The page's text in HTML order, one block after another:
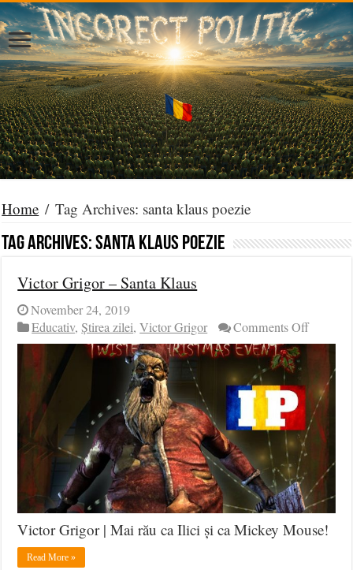
Home / Tag Archives: santa klaus poezie
Tag Archives:santa klaus poezie
Victor Grigor – Santa Klaus
November 24, 2019
Educativ,Știrea zilei,Victor Grigor Comments Offon
Victor
Santa
Klaus
Victor Grigor | Mai rău ca Ilici și ca Mickey Mouse!
Read More »